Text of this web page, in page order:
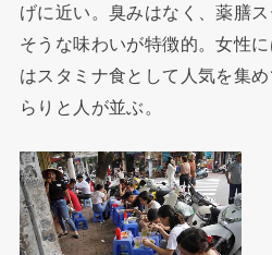
げに近い。臭みはなく、薬膳
そうな味わいが特徴的。女性
はスタミナ食として人気を集
らりと人が並ぶ。